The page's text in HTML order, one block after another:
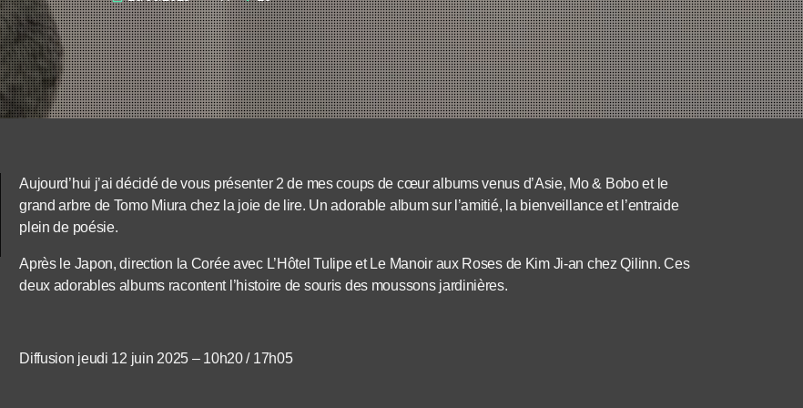
Aujourd’hui j’ai décidé de vous présenter 2 de mes coups de cœur albums venus d’Asie, Mo & Bobo et le
grand arbre de Tomo Miura chez la joie de lire. Un adorable album sur l’amitié, la bienveillance et l’entraide
plein de poésie.
Après le Japon, direction la Corée avec L’Hôtel Tulipe et Le Manoir aux Roses de Kim Ji-an chez Qilinn. Ces
deux adorables albums racontent l’histoire de souris des moussons jardinières.
Diffusion jeudi 12 juin 2025 – 10h20 / 17h05